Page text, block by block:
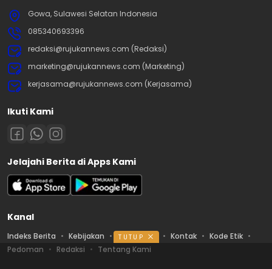
Gowa, Sulawesi Selatan Indonesia
085340693396
redaksi@rujukannews.com (Redaksi)
marketing@rujukannews.com (Marketing)
kerjasama@rujukannews.com (Kerjasama)
Ikuti Kami
Jelajahi Berita di Apps Kami
Kanal
Indeks Berita Kebijakan Ketentuan Kontak
Kode Etik
Pedoman
Redaksi Tentang Kami
TUTUP